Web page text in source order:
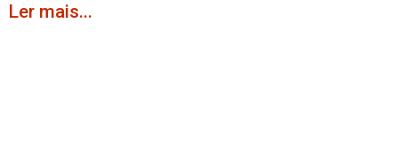
Ler mais...